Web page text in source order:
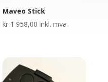
Maveo Stick
kr 1 958,00 inkl. mva